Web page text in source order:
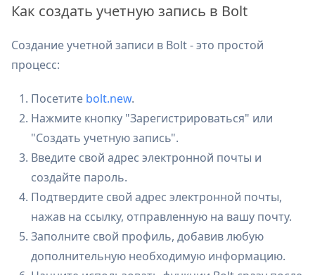
Как создать учетную запись в Bolt
Создание учетной записи в Bolt - это простой
процесс:
Посетите bolt.new.
Нажмите кнопку "Зарегистрироваться" или
"Создать учетную запись".
Введите свой адрес электронной почты и
создайте пароль.
Подтвердите свой адрес электронной почты,
нажав на ссылку, отправленную на вашу почту.
Заполните свой профиль, добавив любую
дополнительную необходимую информацию.